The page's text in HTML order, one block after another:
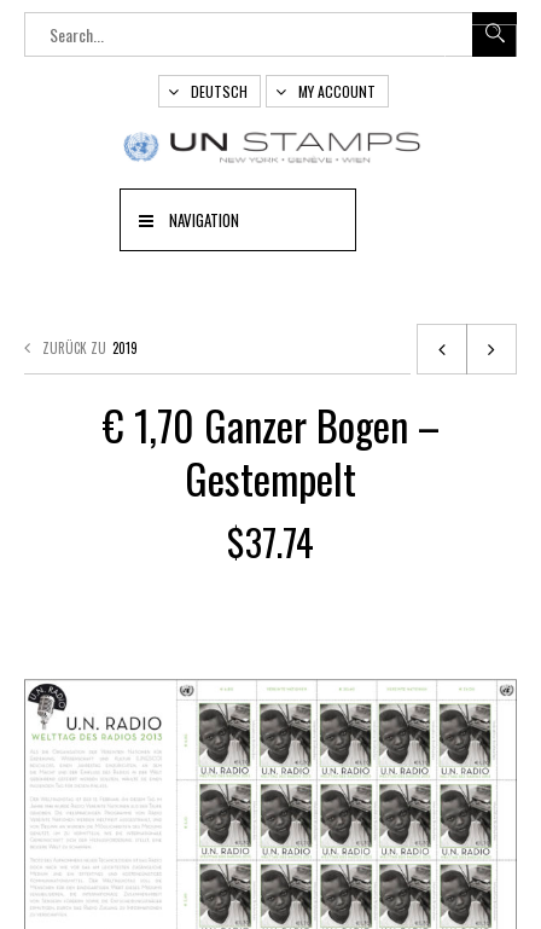
DEUTSCH MY ACCOUNT
NAVIGATION
ZURÜCK ZU 2019
€ 1,70 Ganzer Bogen –
Gestempelt
$37.74